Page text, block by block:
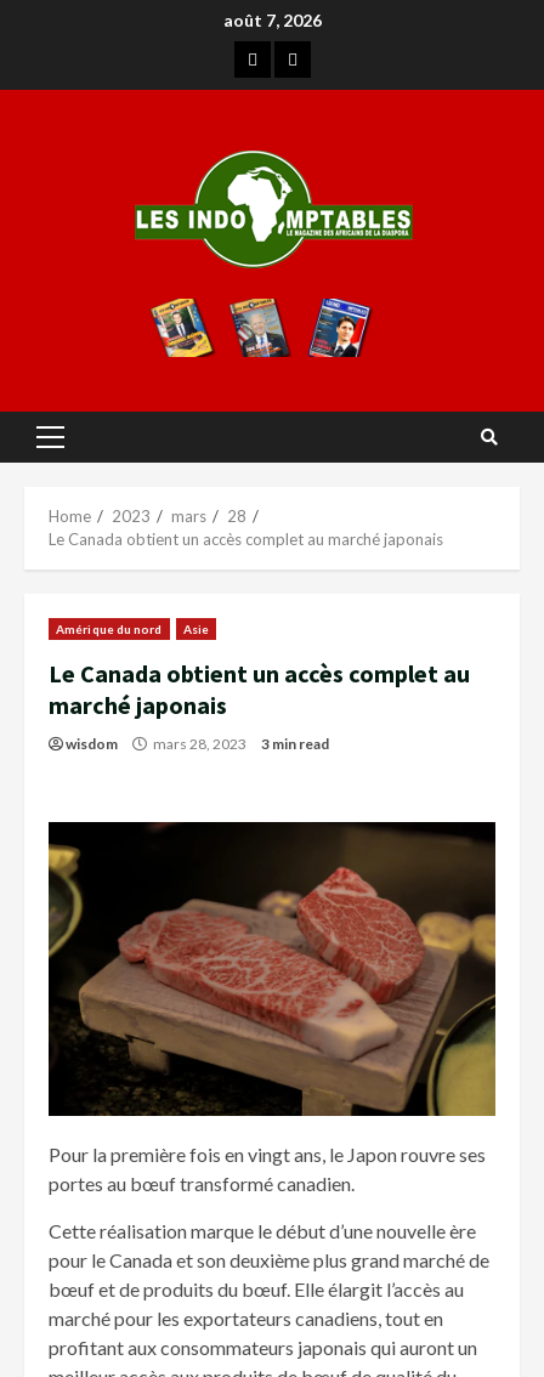
août 7, 2026
Home 2023 mars
28
Le Canada obtient un accès complet au marché japonais
Amérique du nord Asie
Le Canada obtient un accès complet au
marché japonais
wisdom mars 28, 2023 3 min read
Pour la première fois en vingt ans, le Japon rouvre ses
portes au bœuf transformé canadien.
Cette réalisation marque le début d’une nouvelle ère
pour le Canada et son deuxième plus grand marché de
bœuf et de produits du bœuf. Elle élargit l’accès au
marché pour les exportateurs canadiens, tout en
profitant aux consommateurs japonais qui auront un